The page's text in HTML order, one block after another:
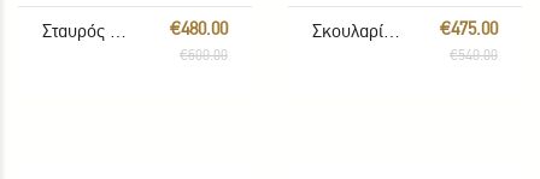
€480.00
€600.00
Σκουλαρίκια με Αμέθυστο €475.00
€540.00